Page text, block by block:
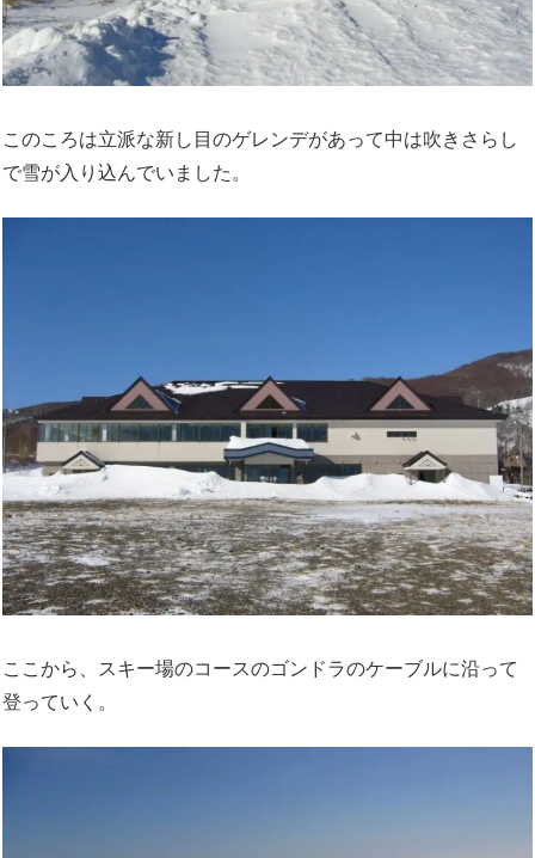
このころは立派な新し目のゲレンデがあって中は吹きさらし
で雪が入り込んでいました。
ここから、スキー場のコースのゴンドラのケーブルに沿って
登っていく。